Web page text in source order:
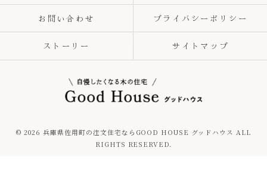
お問い合わせ プライバシーポリシー
ストーリー サイトマップ
© 2026 兵庫県佐用町の注文住宅ならGOOD HOUSE グッドハウス ALL
RIGHTS RESERVED.